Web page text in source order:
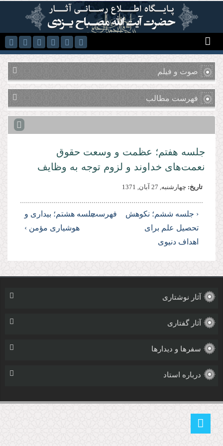
رفتن به محتوای اصلی
صوت و فیلم
فهرست مطالب
جلسه هفتم؛ عظمت و وسعت حقوق
نعمت‌هاى خداوند و لزوم توجه به وظایف
تاریخ: چهارشنبه, 27 آبان, 1371
‹ جلسه ششم؛ نكوهش
تحصیل علم براى
اهداف دنیوى
فهرستجلسه هشتم؛ بیدارى و
هوشیارى مؤمن ›
آثار نوشتاری
آثار گفتاری
سفرها و دیدارها
درباره استاد